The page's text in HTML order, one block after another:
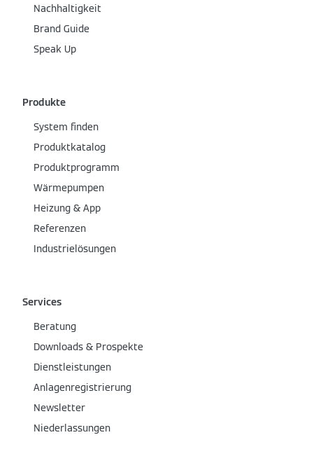
Nachhaltigkeit
Brand Guide
Speak Up
Produkte
System finden
Produktkatalog
Produktprogramm
Wärmepumpen
Heizung & App
Referenzen
Industrielösungen
Services
Beratung
Downloads & Prospekte
Dienstleistungen
Anlagenregistrierung
Newsletter
Niederlassungen